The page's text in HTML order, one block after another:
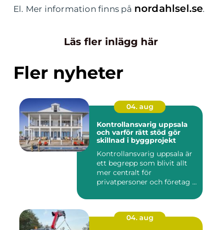
El. Mer information finns på nordahlsel.se.
Läs fler inlägg här
Fler nyheter
04. aug
Kontrollansvarig uppsala
och varför rätt stöd gör
skillnad i byggprojekt
Kontrollansvarig uppsala är
ett begrepp som blivit allt
mer centralt för
privatpersoner och företag ...
04. aug